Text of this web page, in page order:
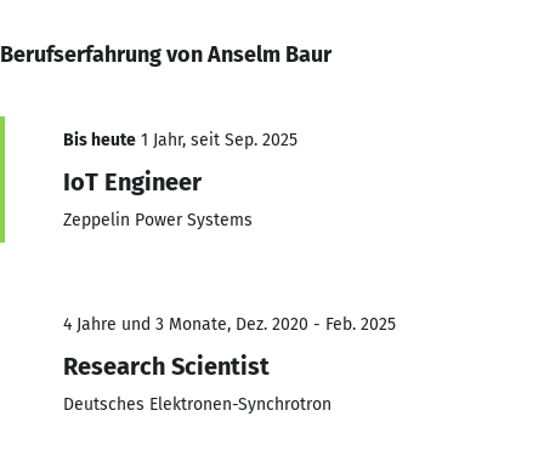
Berufserfahrung von Anselm Baur
Bis heute 1 Jahr, seit Sep. 2025
IoT Engineer
Zeppelin Power Systems
4 Jahre und 3 Monate, Dez. 2020 - Feb. 2025
Research Scientist
Deutsches Elektronen-Synchrotron